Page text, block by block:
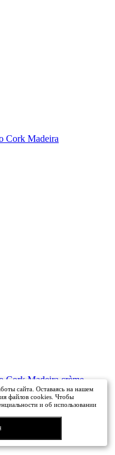
Cork Madeira
Cork Madeira crème
сайта. Оставаясь на нашем
файлов cookies. Чтобы
и об использовании